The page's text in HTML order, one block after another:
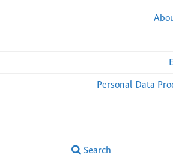
Personal Data
Search